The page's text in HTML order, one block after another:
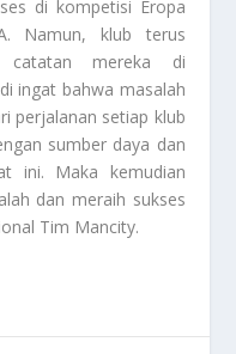
di kompetisi Eropa
Namun, klub terus
catatan mereka di
ingat bahwa masalah
perjalanan setiap klub
sumber daya dan
ini. Maka kemudian
dan meraih sukses
Tim Mancity.